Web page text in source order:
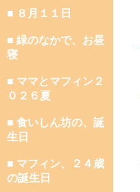
■ ８月１１日
■ 緑のなかで、お昼
寝
■ ママとマフィン２
０２６夏
■ 食いしん坊の、誕
生日
■ マフィン、２４歳
の誕生日